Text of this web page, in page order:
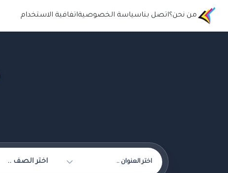
من نحن؟اتصل بناسياسة الخصوصيةاتفافية الاستخدام